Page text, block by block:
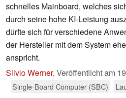
schnelles Mainboard, welches
durch seine hohe KI-Leistung
dürfte sich für verschiedene
der Hersteller mit dem System
anspricht.
Silvio Werner, Veröffentlicht am
Single-Board Computer (SBC)